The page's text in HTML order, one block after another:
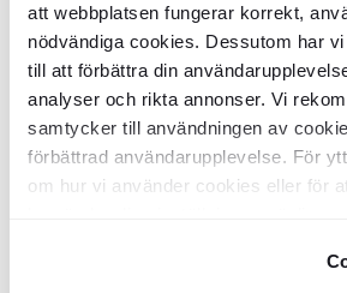
att webbplatsen fungerar korrekt,
nödvändiga cookies. Dessutom har
till att förbättra din
analyser och rikta annonser. Vi
samtycker till användningen av
förbättrad användarupplevelse. För
om hur vi använder cookies eller för
Dobbelt Underskab Ekskär Eg Mat
120 cm
BDK5132
Overflade:
Materiale:MDF täckt med naturligt
träfanér. Fronter
11917 -19%